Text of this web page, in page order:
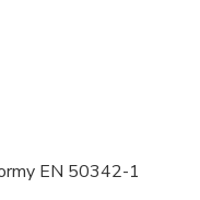
EN 50342-1